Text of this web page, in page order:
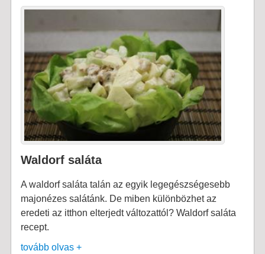
Waldorf saláta
A waldorf saláta talán az egyik legegészségesebb
majonézes salátánk. De miben különbözhet az
eredeti az itthon elterjedt változattól? Waldorf saláta
recept.
tovább olvas +